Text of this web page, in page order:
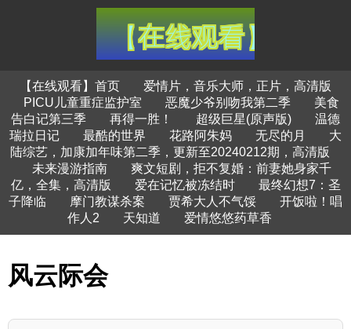
【在线观看】首页
爱情片，音乐大师，正片，高清版
PICU儿童重症监护室
恶魔少爷别吻我第二季
美食
告白记第三季
再得一胜！ 超级巨星(原声版)
温德
瑞拉日记
最酷的世界 花路阿朱妈 无尽的月
大
陆综艺，加康加年味第二季，更新至20240212期，高清版
未来漫游指南
爽文短剧，拒不复婚：前妻她身家千
亿，全集，高清版
爱在记忆被冻结时
最终幻想7：圣
子降临
摩门教谋杀案 贾希大人不气馁
开饭啦！唱
作人2
天知道 爱情悠悠药草香
风云际会